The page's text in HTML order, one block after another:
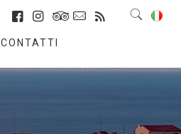
CONTATTI